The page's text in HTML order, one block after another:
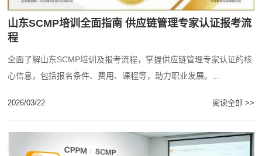
山东SCMP培训全面指南 供应链管理专家认证报考流
程
全面了解山东SCMP培训及报考流程，掌握供应链管理专家认证的核
心信息，包括报名条件、费用、课程等，助力职业发展。...
2026/03/22 阅读全部 >>